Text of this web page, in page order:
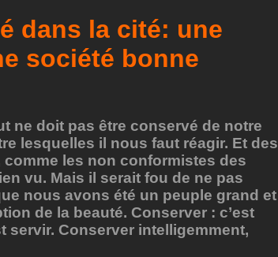
dans la cité: une
société bonne
ne doit pas être conservé de notre
lesquelles il nous faut réagir. Et des
les non conformistes des
vu. Mais il serait fou de ne pas
nous avons été un peuple grand et
de la beauté. Conserver : c’est
servir. Conserver intelligemment,